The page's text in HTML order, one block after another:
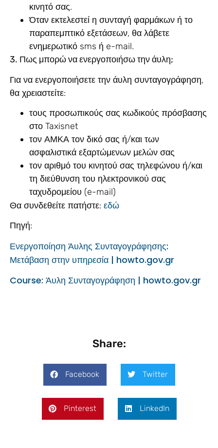
κινητό σας.
Όταν εκτελεστεί η συνταγή φαρμάκων ή το
παραπεμπτικό εξετάσεων, θα λάβετε
ενημερωτικό sms ή e-mail.
3. Πως μπορώ να ενεργοποιήσω την άυλη;
Για να ενεργοποιήσετε την άυλη συνταγογράφηση,
θα χρειαστείτε:
τους προσωπικούς σας κωδικούς πρόσβασης
στο Taxisnet
τον ΑΜΚΑ τον δικό σας ή/και των
ασφαλιστικά εξαρτώμενων μελών σας
τον αριθμό του κινητού σας τηλεφώνου ή/και
τη διεύθυνση του ηλεκτρονικού σας
ταχυδρομείου (e-mail)
Θα συνδεθείτε πατήστε: εδώ
Πηγή:
Ενεργοποίηση Άυλης Συνταγογράφησης:
Μετάβαση στην υπηρεσία | howto.gov.gr
Course: Άυλη Συνταγογράφηση | howto.gov.gr
Share:
Facebook Twitter
Pinterest LinkedIn